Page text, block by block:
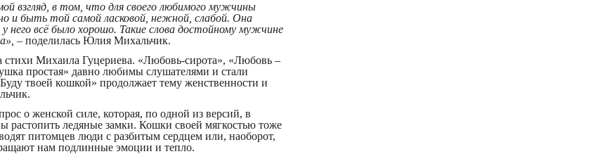
взгляд, в том, что для своего любимого мужчины
и быть той самой ласковой, нежной, слабой. Она
него всё было хорошо. Такие слова достойному мужчине
– поделилась Юлия Михальчик.
стихи Михаила Гуцериева. «Любовь-сирота», «Любовь –
простая» давно любимы слушателями и стали
твоей кошкой» продолжает тему женственности и
о женской силе, которая, по одной из версий, в
растопить ледяные замки. Кошки своей мягкостью тоже
питомцев люди с разбитым сердцем или, наоборот,
нам подлинные эмоции и тепло.